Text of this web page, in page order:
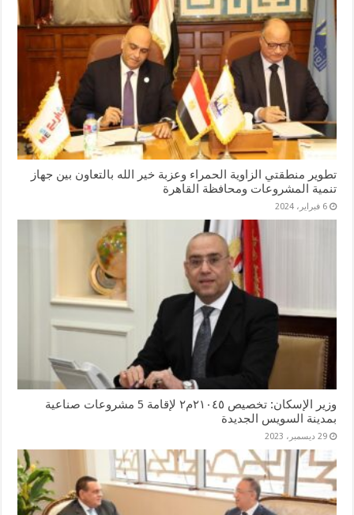
تطوير منطقتي الزاوية الحمراء وعزبة خير الله بالتعاون بين جهاز
تنمية المشروعات ومحافظة القاهرة
6 فبراير، 2024
وزير الإسكان: تخصيص ٢١٠٤٥م٢ لإقامة 5 مشروعات صناعية
بمدينة السويس الجديدة
29 ديسمبر، 2023